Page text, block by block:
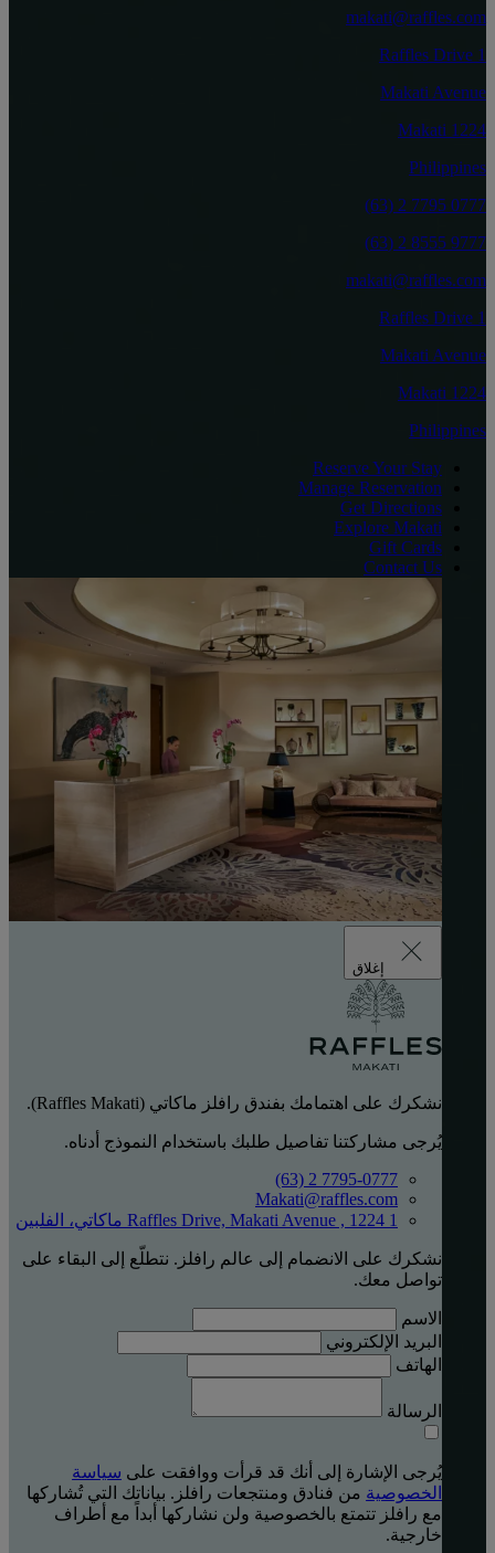
makati@raffles.com
1 Raffles Drive
Makati Avenue
1224 Makati
Philippines
‎(63) 2 7795 0777‏
9777 8555 2 (63)
makati@raffles.com
1 Raffles Drive
Makati Avenue
1224 Makati
Philippines
Reserve Your Stay
Manage Reservation
Get Directions
Explore Makati
Gift Cards
Contact Us
إغلاق
نشكرك على اهتمامك بفندق رافلز ماكاتي (Raffles Makati).
يُرجى مشاركتنا تفاصيل طلبك باستخدام النموذج أدناه.
‎(63) 2 7795-0777
Makati@raffles.com
1 Raffles Drive, Makati Avenue , 1224 ماكاتي، الفلبين
نشكرك على الانضمام إلى عالم رافلز. نتطلّع إلى البقاء على
تواصل معك.
الاسم
البريد الإلكتروني
الهاتف
الرسالة
يُرجى الإشارة إلى أنك قد قرأت ووافقت على سياسة
الخصوصية من فنادق ومنتجعات رافلز. بياناتك التي تُشاركها
مع رافلز تتمتع بالخصوصية ولن نشاركها أبداً مع أطراف
خارجية.